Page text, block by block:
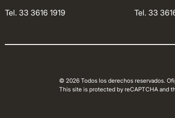
Tel. 33 3616 1919
Tel. 33
© 2026 Todos los derechos reservados.
This site is protected by reCAPTCHA and